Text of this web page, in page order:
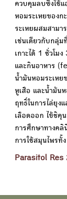
ควบคุมลบซึ่งใช้
หอมระเหยของก
ระเหยผสมสามา
เช่นเดียวกับกลุ่
เกาะได้ 1 ชั่วโม
และกินอาหาร
น้ำมันหอมระเหย
หูเสือ และน้ำมัน
ฤทธิ์ในการไล่ยุง
เลือดออก ไข้ชิคุ
การศึกษาทางคลิ
การใช้สมุนไพรทั้
Parasitol Res